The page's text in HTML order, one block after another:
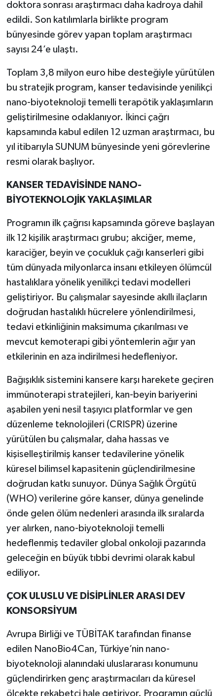
doktora sonrası araştırmacı daha kadroya dahil
edildi. Son katılımlarla birlikte program
bünyesinde görev yapan toplam araştırmacı
sayısı 24’e ulaştı.
Toplam 3,8 milyon euro hibe desteğiyle yürütülen
bu stratejik program, kanser tedavisinde yenilikçi
nano-biyoteknoloji temelli terapötik yaklaşımların
geliştirilmesine odaklanıyor. İkinci çağrı
kapsamında kabul edilen 12 uzman araştırmacı, bu
yıl itibarıyla SUNUM bünyesinde yeni görevlerine
resmi olarak başlıyor.
KANSER TEDAVİSİNDE NANO-
BİYOTEKNOLOJİK YAKLAŞIMLAR
Programın ilk çağrısı kapsamında göreve başlayan
ilk 12 kişilik araştırmacı grubu; akciğer, meme,
karaciğer, beyin ve çocukluk çağı kanserleri gibi
tüm dünyada milyonlarca insanı etkileyen ölümcül
hastalıklara yönelik yenilikçi tedavi modelleri
geliştiriyor. Bu çalışmalar sayesinde akıllı ilaçların
doğrudan hastalıklı hücrelere yönlendirilmesi,
tedavi etkinliğinin maksimuma çıkarılması ve
mevcut kemoterapi gibi yöntemlerin ağır yan
etkilerinin en aza indirilmesi hedefleniyor.
Bağışıklık sistemini kansere karşı harekete geçiren
immünoterapi stratejileri, kan-beyin bariyerini
aşabilen yeni nesil taşıyıcı platformlar ve gen
düzenleme teknolojileri (CRISPR) üzerine
yürütülen bu çalışmalar, daha hassas ve
kişiselleştirilmiş kanser tedavilerine yönelik
küresel bilimsel kapasitenin güçlendirilmesine
doğrudan katkı sunuyor. Dünya Sağlık Örgütü
(WHO) verilerine göre kanser, dünya genelinde
önde gelen ölüm nedenleri arasında ilk sıralarda
yer alırken, nano-biyoteknoloji temelli
hedeflenmiş tedaviler global onkoloji pazarında
geleceğin en büyük tıbbi devrimi olarak kabul
ediliyor.
ÇOK ULUSLU VE DİSİPLİNLER ARASI DEV
KONSORSİYUM
Avrupa Birliği ve TÜBİTAK tarafından finanse
edilen NanoBio4Can, Türkiye’nin nano-
biyoteknoloji alanındaki uluslararası konumunu
güçlendirirken genç araştırmacıları da küresel
ölçekte rekabetçi hale getiriyor. Programın güçlü